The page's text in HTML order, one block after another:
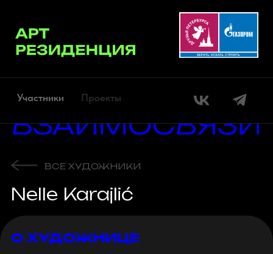
Nelle Karajlić
Неле Карайлич —
мультидисциплинарный художник
балканского региона.
О ХУДОЖНИЦЕ